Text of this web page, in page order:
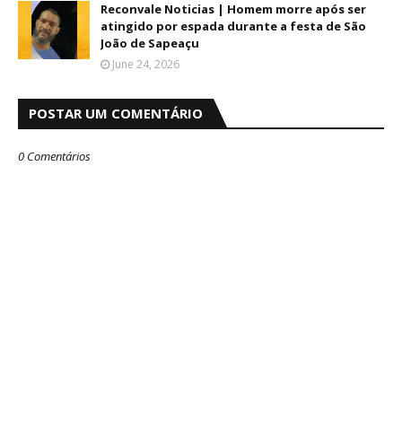
Reconvale Noticias | Homem morre após ser
atingido por espada durante a festa de São
João de Sapeaçu
June 24, 2026
POSTAR UM COMENTÁRIO
0 Comentários